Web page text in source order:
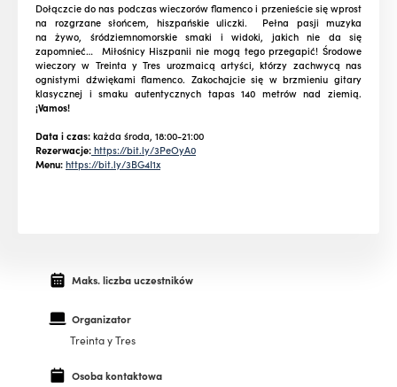
Dołączcie do nas podczas wieczorów flamenco i przenieście się wprost
na rozgrzane słońcem, hiszpańskie uliczki. Pełna pasji muzyka
na żywo, śródziemnomorskie smaki i widoki, jakich nie da się
zapomnieć… Miłośnicy Hiszpanii nie mogą tego przegapić! Środowe
wieczory w Treinta y Tres urozmaicą artyści, którzy zachwycą nas
ognistymi dźwiękami flamenco. Zakochajcie się w brzmieniu gitary
klasycznej i smaku autentycznych tapas 140 metrów nad ziemią.
¡Vamos!
Data i czas:każda środa, 18:00-21:00
Rezerwacje:https://bit.ly/3PeOyA0
Menu:https://bit.ly/3BG4I1x
Maks. liczba uczestników
Organizator
Treinta y Tres
Osoba kontaktowa